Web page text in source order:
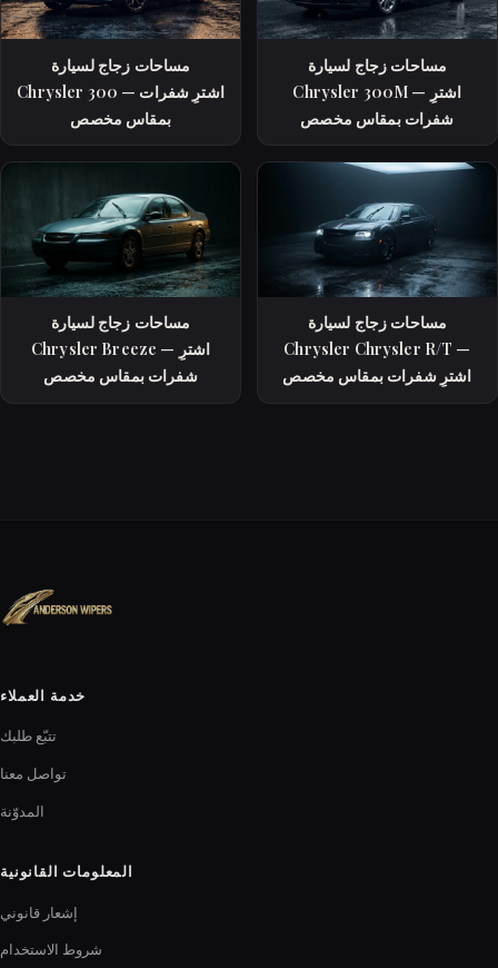
مساحات زجاج لسيارة
Chrysler 300 — اشترِ شفرات
بمقاس مخصص
مساحات زجاج لسيارة
Chrysler 300M — اشترِ
شفرات بمقاس مخصص
مساحات زجاج لسيارة
Chrysler Breeze — اشترِ
شفرات بمقاس مخصص
مساحات زجاج لسيارة
Chrysler Chrysler R/T —
اشترِ شفرات بمقاس مخصص
خدمة العملاء
تتبّع طلبك
تواصل معنا
المدوّنة
المعلومات القانونية
إشعار قانوني
شروط الاستخدام